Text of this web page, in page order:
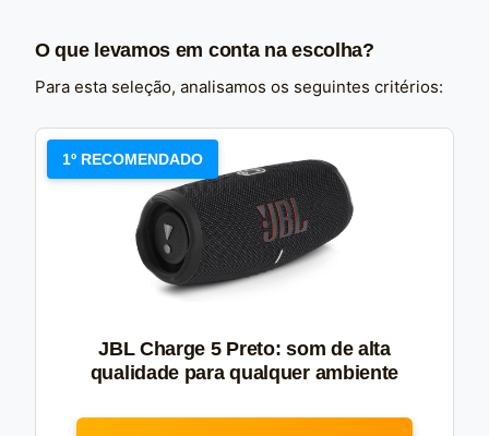
O que levamos em conta na escolha?
Para esta seleção, analisamos os seguintes critérios:
1º RECOMENDADO
JBL Charge 5 Preto: som de alta
qualidade para qualquer ambiente